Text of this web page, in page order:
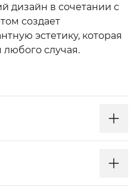
дизайн в сочетании с
создает
эстетику, которая
любого случая.